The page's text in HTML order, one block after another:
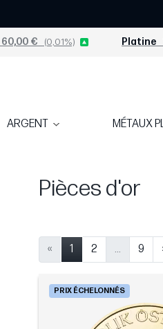
60,00 € (0,01%) Platine
ARGENT MÉTAUX
Pièces d'or
« 1 2 ... 9
PRIX ÉCHELONNÉS